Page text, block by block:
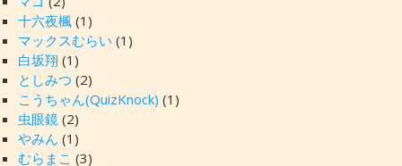
十六夜楓 (1)
マックスむらい (1)
白坂翔 (1)
としみつ (2)
こうちゃん(QuizKnock) (1)
虫眼鏡 (2)
やみん (1)
むらまこ (3)